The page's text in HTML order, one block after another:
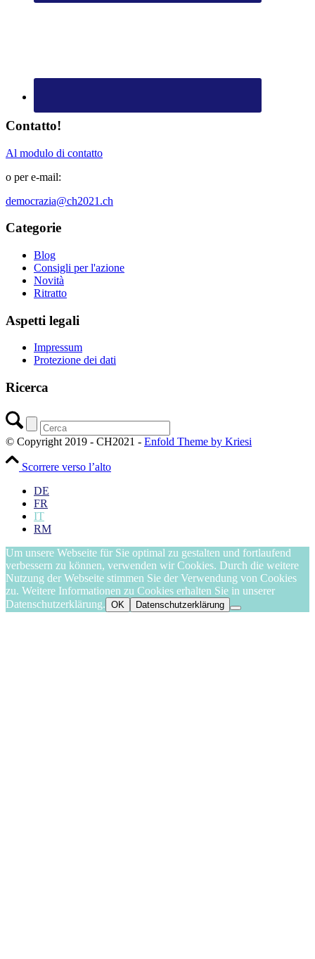
Contatto!
Al modulo di contatto
o per e-mail:
democrazia@ch2021.ch
Categorie
Blog
Consigli per l'azione
Novità
Ritratto
Aspetti legali
Impressum
Protezione dei dati
Ricerca
© Copyright 2019 - CH2021 - Enfold Theme by Kriesi
Scorrere verso l’alto
DE
FR
IT
RM
Um unsere Webseite für Sie optimal zu gestalten und fortlaufend
verbessern zu können, verwenden wir Cookies. Durch die weitere
Nutzung der Webseite stimmen Sie der Verwendung von Cookies
zu. Weitere Informationen zu Cookies erhalten Sie in unserer
Datenschutzerklärung. OK Datenschutzerklärung